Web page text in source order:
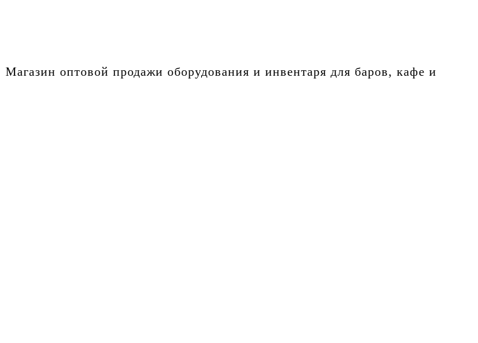
оптовой продажи оборудования и инвентаря для баров, кафе и